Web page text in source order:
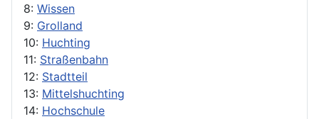
8: Wissen
9: Grolland
10: Huchting
11: Straßenbahn
12: Stadtteil
13: Mittelshuchting
14: Hochschule